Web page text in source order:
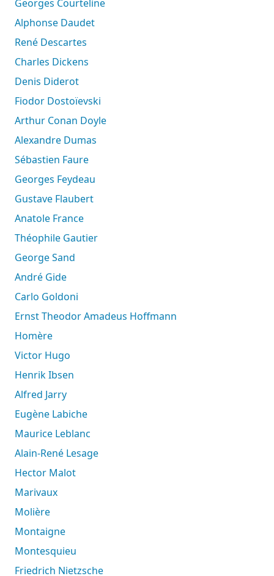
Georges Courteline
Alphonse Daudet
René Descartes
Charles Dickens
Denis Diderot
Fiodor Dostoïevski
Arthur Conan Doyle
Alexandre Dumas
Sébastien Faure
Georges Feydeau
Gustave Flaubert
Anatole France
Théophile Gautier
George Sand
André Gide
Carlo Goldoni
Ernst Theodor Amadeus Hoffmann
Homère
Victor Hugo
Henrik Ibsen
Alfred Jarry
Eugène Labiche
Maurice Leblanc
Alain-René Lesage
Hector Malot
Marivaux
Molière
Montaigne
Montesquieu
Friedrich Nietzsche